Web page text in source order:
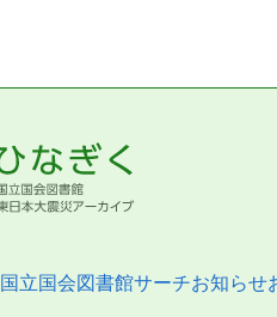
国立国会図書館サーチお知らせ